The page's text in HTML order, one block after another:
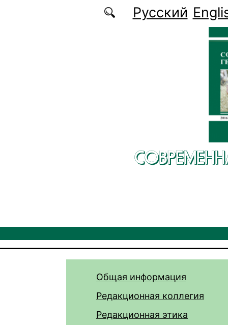
Перейти к основному содержаниюРусский
Общая информация
Редакционная коллегия
Редакционная этика